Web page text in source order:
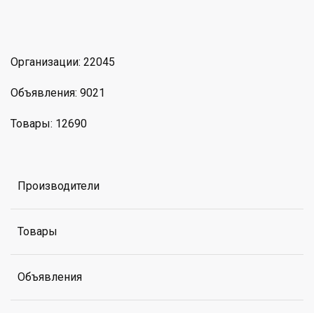
Организации: 22045
Объявления: 9021
Товары: 12690
Производители
Товары
Объявления